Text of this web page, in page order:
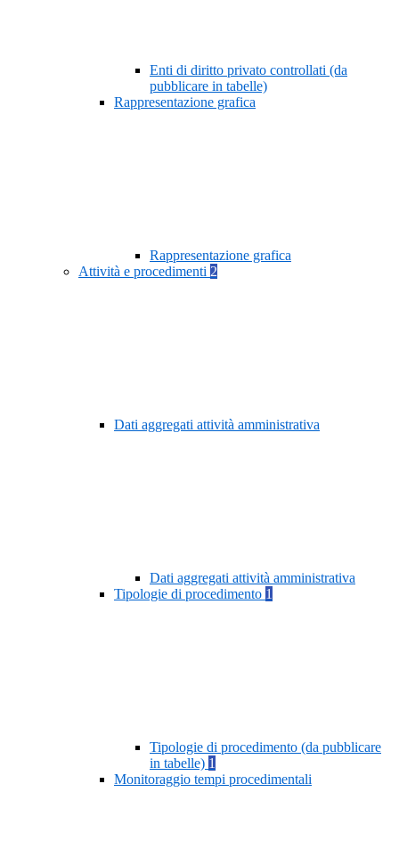
Enti di diritto privato controllati (da
pubblicare in tabelle)
Rappresentazione grafica
Rappresentazione grafica
Attività e procedimenti 2
Dati aggregati attività amministrativa
Dati aggregati attività amministrativa
Tipologie di procedimento 1
Tipologie di procedimento (da pubblicare
in tabelle) 1
Monitoraggio tempi procedimentali